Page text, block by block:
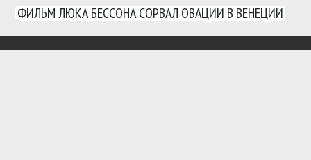
ФИЛЬМ ЛЮКА БЕССОНА СОРВАЛ ОВАЦИИ В ВЕНЕЦИИ